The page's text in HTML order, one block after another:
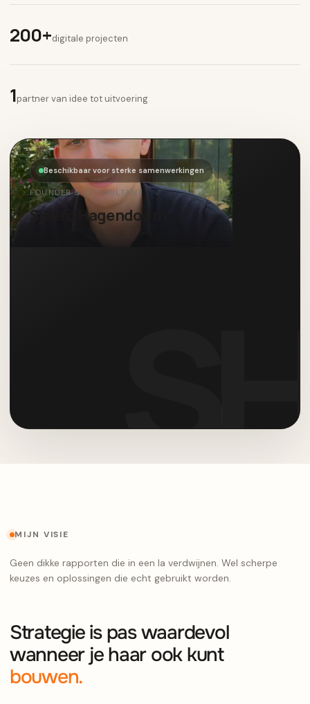
200+digitale projecten
1partner van idee tot uitvoering
Beschikbaar voor sterke samenwerkingen
FOUNDER & CONSULTANT
Sjoerd Hagendoorn
MIJN VISIE
Geen dikke rapporten die in een la verdwijnen. Wel scherpe
keuzes en oplossingen die echt gebruikt worden.
Strategie is pas waardevol
wanneer je haar ook kunt
bouwen.